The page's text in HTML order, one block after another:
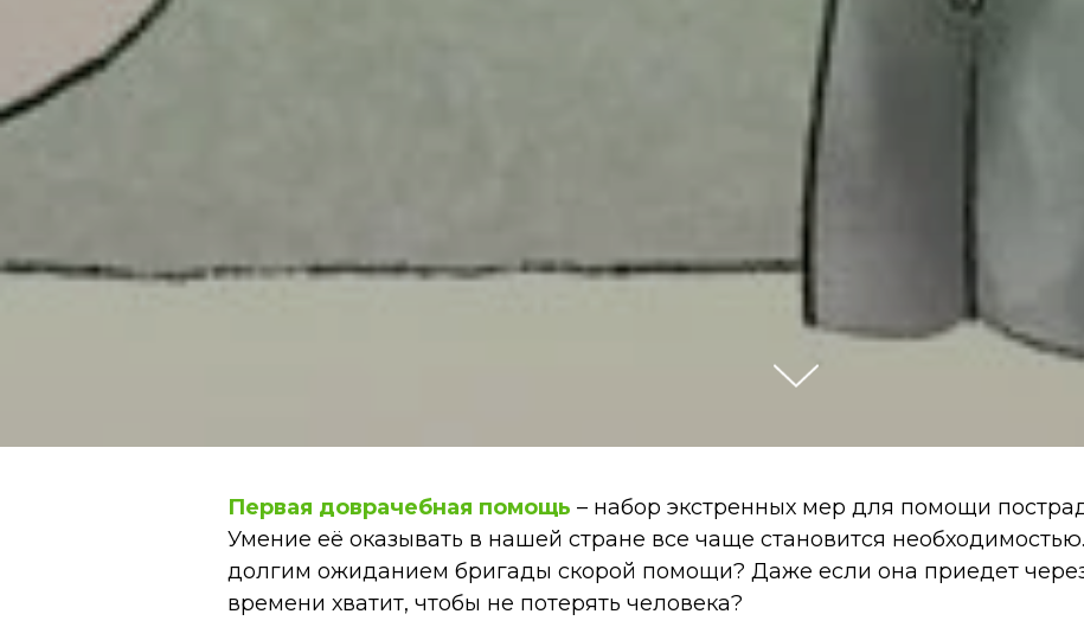
Первая доврачебная помощь – набор экстренных мер для помощи
Умение её оказывать в нашей стране все чаще становится
долгим ожиданием бригады скорой помощи? Даже если она приедет через
времени хватит, чтобы не потерять человека?